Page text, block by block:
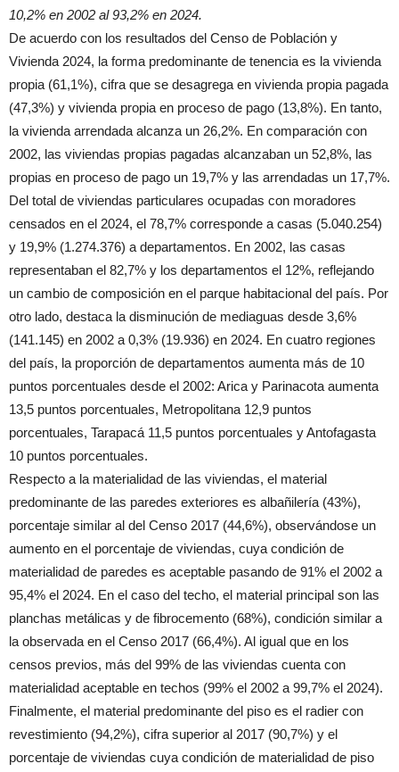
10,2% en 2002 al 93,2% en 2024.
De acuerdo con los resultados del Censo de Población y
Vivienda 2024, la forma predominante de tenencia es la vivienda
propia (61,1%), cifra que se desagrega en vivienda propia pagada
(47,3%) y vivienda propia en proceso de pago (13,8%). En tanto,
la vivienda arrendada alcanza un 26,2%. En comparación con
2002, las viviendas propias pagadas alcanzaban un 52,8%, las
propias en proceso de pago un 19,7% y las arrendadas un 17,7%.
Del total de viviendas particulares ocupadas con moradores
censados en el 2024, el 78,7% corresponde a casas (5.040.254)
y 19,9% (1.274.376) a departamentos. En 2002, las casas
representaban el 82,7% y los departamentos el 12%, reflejando
un cambio de composición en el parque habitacional del país. Por
otro lado, destaca la disminución de mediaguas desde 3,6%
(141.145) en 2002 a 0,3% (19.936) en 2024. En cuatro regiones
del país, la proporción de departamentos aumenta más de 10
puntos porcentuales desde el 2002: Arica y Parinacota aumenta
13,5 puntos porcentuales, Metropolitana 12,9 puntos
porcentuales, Tarapacá 11,5 puntos porcentuales y Antofagasta
10 puntos porcentuales.
Respecto a la materialidad de las viviendas, el material
predominante de las paredes exteriores es albañilería (43%),
porcentaje similar al del Censo 2017 (44,6%), observándose un
aumento en el porcentaje de viviendas, cuya condición de
materialidad de paredes es aceptable pasando de 91% el 2002 a
95,4% el 2024. En el caso del techo, el material principal son las
planchas metálicas y de fibrocemento (68%), condición similar a
la observada en el Censo 2017 (66,4%). Al igual que en los
censos previos, más del 99% de las viviendas cuenta con
materialidad aceptable en techos (99% el 2002 a 99,7% el 2024).
Finalmente, el material predominante del piso es el radier con
revestimiento (94,2%), cifra superior al 2017 (90,7%) y el
porcentaje de viviendas cuya condición de materialidad de piso